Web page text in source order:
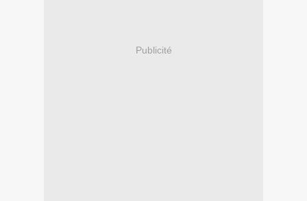
Publicité